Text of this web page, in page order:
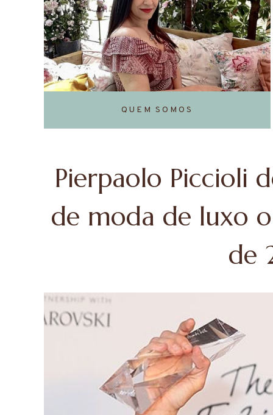
QUEM SOMOS
Pierpaolo Piccioli
de moda de luxo
de